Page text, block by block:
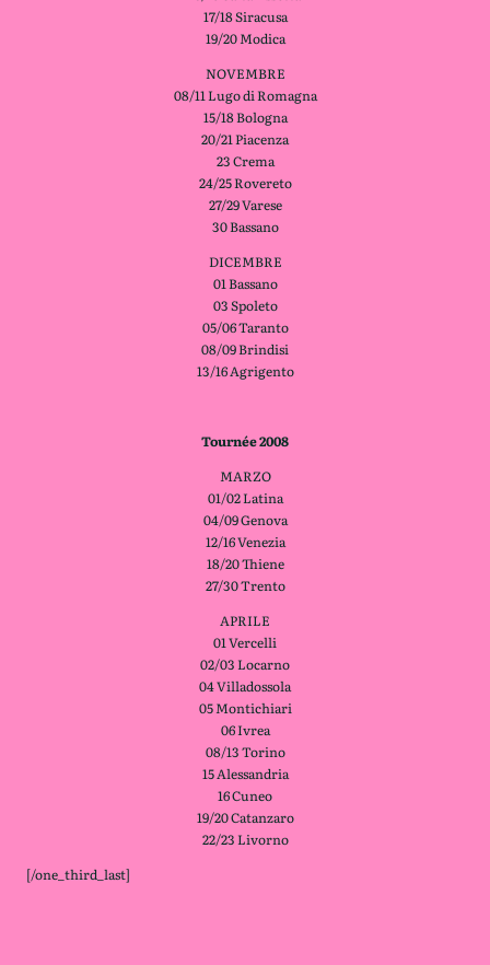
17/18 Siracusa
19/20 Modica
NOVEMBRE
08/11 Lugo di Romagna
15/18 Bologna
20/21 Piacenza
23 Crema
24/25 Rovereto
27/29 Varese
30 Bassano
DICEMBRE
01 Bassano
03 Spoleto
05/06 Taranto
08/09 Brindisi
13/16 Agrigento
Tournée 2008
MARZO
01/02 Latina
04/09 Genova
12/16 Venezia
18/20 Thiene
27/30 Trento
APRILE
01 Vercelli
02/03 Locarno
04 Villadossola
05 Montichiari
06 Ivrea
08/13 Torino
15 Alessandria
16 Cuneo
19/20 Catanzaro
22/23 Livorno
[/one_third_last]